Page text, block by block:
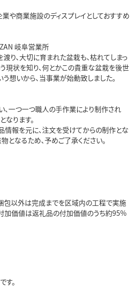
や商業施設のディスプレイとしておすすめ
岐阜営業所
り、大切に育まれた盆栽も、枯れてしまっ
現状を知り、何とかこの貴重な盆栽を後世
想いから、当事業が始動致しました。
一つ一つ職人の手作業により制作され
なります。
報を元に、注文を受けてからの制作とな
となるため、予めご了承ください。
包以外は完成までを区域内の工程で実施
加価値は返礼品の付加価値のうち約95%
す。